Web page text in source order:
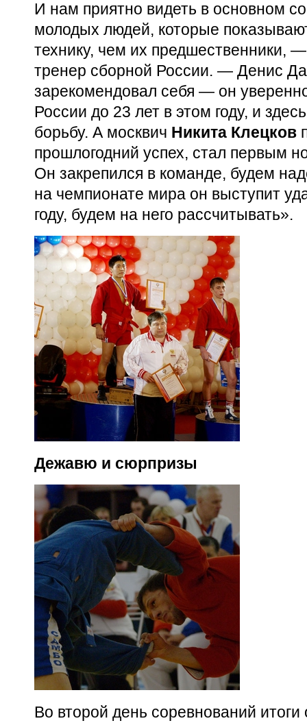
И нам приятно видеть в основном
молодых людей, которые
технику, чем их предшественники,
тренер сборной России. — Денис
зарекомендовал себя — он
России до 23 лет в этом году, и
борьбу. А москвич Никита Клецков
прошлогодний успех, стал первым
Он закрепился в команде, будем
на чемпионате мира он выступит
году, будем на него рассчитывать».
Дежавю и сюрпризы
Во второй день соревнований